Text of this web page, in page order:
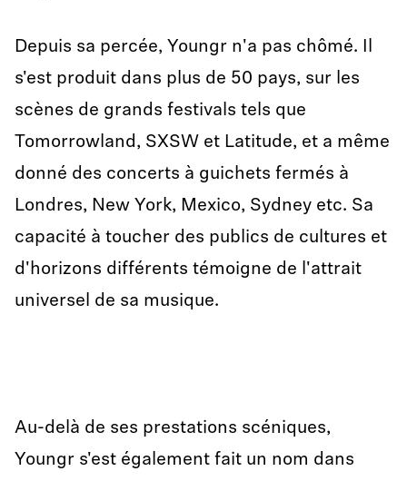
Depuis sa percée, Youngr n'a pas chômé. Il
s'est produit dans plus de 50 pays, sur les
scènes de grands festivals tels que
Tomorrowland, SXSW et Latitude, et a même
donné des concerts à guichets fermés à
Londres, New York, Mexico, Sydney etc. Sa
capacité à toucher des publics de cultures et
d'horizons différents témoigne de l'attrait
universel de sa musique.
Au-delà de ses prestations scéniques,
Youngr s'est également fait un nom dans